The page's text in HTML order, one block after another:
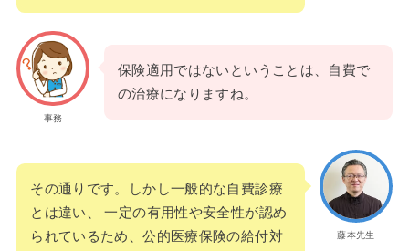
事務
保険適用ではないということは、自費で
の治療になりますね。
藤本先生
その通りです。しかし一般的な自費診療
とは違い、 一定の有用性や安全性が認め
られているため、公的医療保険の給付対